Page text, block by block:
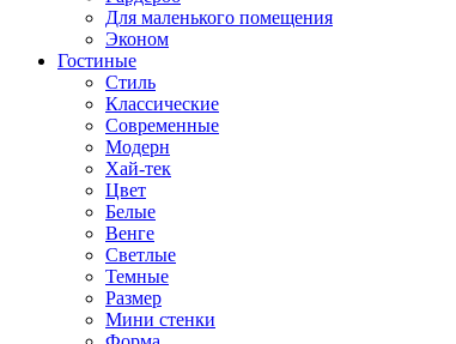
Для маленького помещения
Эконом
Гостиные
Стиль
Классические
Современные
Модерн
Хай-тек
Цвет
Белые
Венге
Светлые
Темные
Размер
Мини стенки